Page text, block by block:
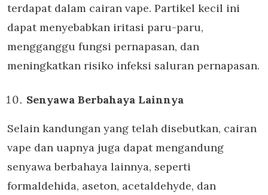
terdapat dalam cairan vape. Partikel kecil ini
dapat menyebabkan iritasi paru-paru,
mengganggu fungsi pernapasan, dan
meningkatkan risiko infeksi saluran pernapasan.
Senyawa Berbahaya Lainnya
Selain kandungan yang telah disebutkan, cairan
vape dan uapnya juga dapat mengandung
senyawa berbahaya lainnya, seperti
formaldehida, aseton, acetaldehyde, dan